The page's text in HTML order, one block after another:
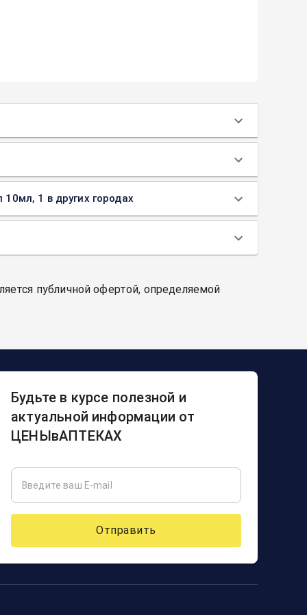
1 в других городах
публичной офертой, определяемой
Будьте в курсе полезной и
актуальной информации от
ЦЕНЫвАПТЕКАХ
Отправить